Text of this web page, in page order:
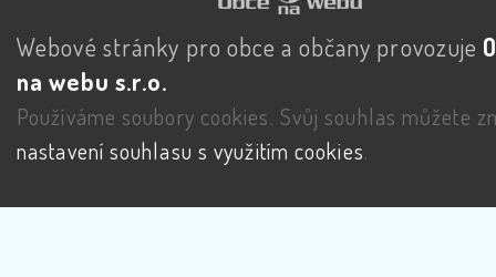
Webové stránky pro obce a občany provozuje
na webu s.r.o.
Používáme soubory cookies. Svůj souhlas můžete
nastavení souhlasu s využitím cookies.